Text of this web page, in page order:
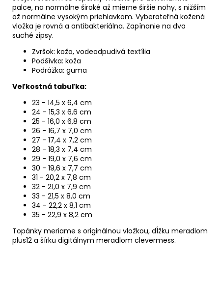
palce, na normálne široké až mierne širšie nohy, s nižším
až normálne vysokým priehlavkom. Vyberateľná kožená
vložka je rovná a antibakteriálna. Zapínanie na dva
suché zipsy.
Zvršok: koža, vodeodpudivá textília
Podšívka: koža
Podrážka: guma
Veľkostná tabuľka:
23 - 14,5 x 6,4 cm
24 - 15,3 x 6,6 cm
25 - 16,0 x 6,8 cm
26 - 16,7 x 7,0 cm
27 - 17,4 x 7,2 cm
28 - 18,3 x 7,4 cm
29 - 19,0 x 7,6 cm
30 - 19,6 x 7,7 cm
31 - 20,2 x 7,8 cm
32 - 21,0 x 7,9 cm
33 - 21,5 x 8,0 cm
34 - 22,2 x 8,1 cm
35 - 22,9 x 8,2 cm
Topánky meriame s originálnou vložkou, dĺžku meradlom
plus12 a šírku digitálnym meradlom clevermess.